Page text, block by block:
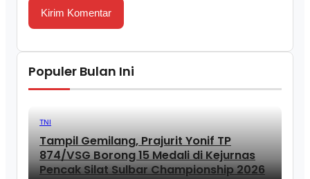
Populer Bulan Ini
TNI
Tampil Gemilang, Prajurit Yonif TP
874/VSG Borong 15 Medali di Kejurnas
Pencak Silat Sulbar Championship 2026